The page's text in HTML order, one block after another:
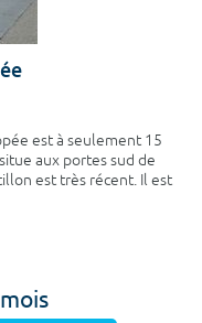
est à seulement 15
aux portes sud de
est très récent. Il est